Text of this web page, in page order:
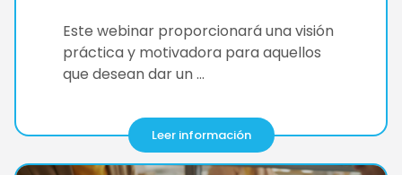
Este webinar proporcionará una visión
práctica y motivadora para aquellos
que desean dar un …
Leer información